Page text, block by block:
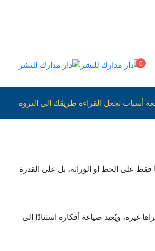
0
أسباب تجعل القراءة طريقك إلى الثروة
فقط على الحظ أو الوراثة، بل على القدرة
غيره، ويُعيد صياغة أفكاره استنادًا إلى